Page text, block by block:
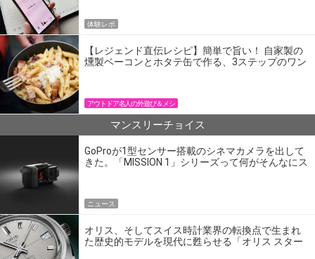
体験レポ
【レジェンド直伝レシピ】簡単で旨い！ 自家製の
燻製ベーコンとホタテ缶で作る、3ステップのワン
アウトドア名人の外遊び＆メシ
マンスリーチョイス
GoProが1型センサー搭載のシネマカメラを出して
きた。「MISSION 1」シリーズって何がそんなにス
ニュース
オリス、そしてスイス時計業界の転換点で生まれ
た歴史的モデルを現代に甦らせる「オリス スター